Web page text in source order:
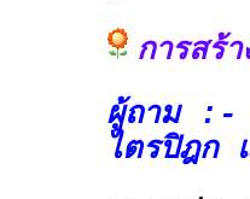
การสร้
ผู้ถาม :-
ไตรปิฎก